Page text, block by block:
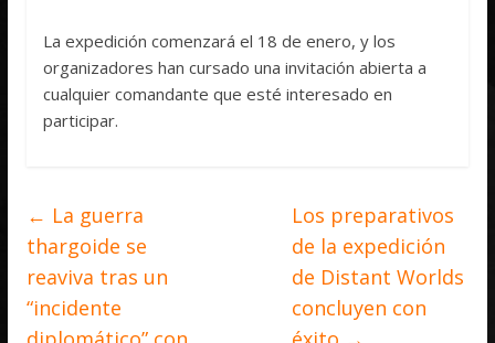
La expedición comenzará el 18 de enero, y los
organizadores han cursado una invitación abierta a
cualquier comandante que esté interesado en
participar.
← La guerra
thargoide se
reaviva tras un
“incidente
Los preparativos
de la expedición
de Distant Worlds
concluyen con